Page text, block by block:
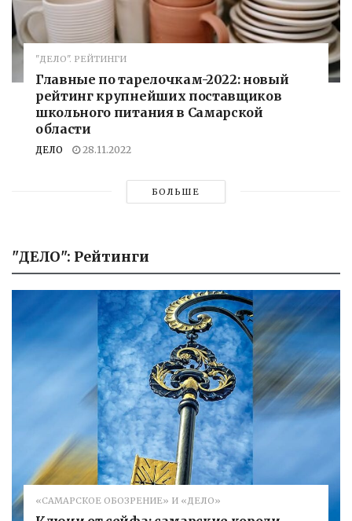
"ДЕЛО". РЕЙТИНГИ
Главные по тарелочкам-2022: новый
рейтинг крупнейших поставщиков
школьного питания в Самарской
области
ДЕЛО 28.11.2022
БОЛЬШЕ
"ДЕЛО": Рейтинги
«САМАРСКОЕ ОБОЗРЕНИЕ» И «ДЕЛО»